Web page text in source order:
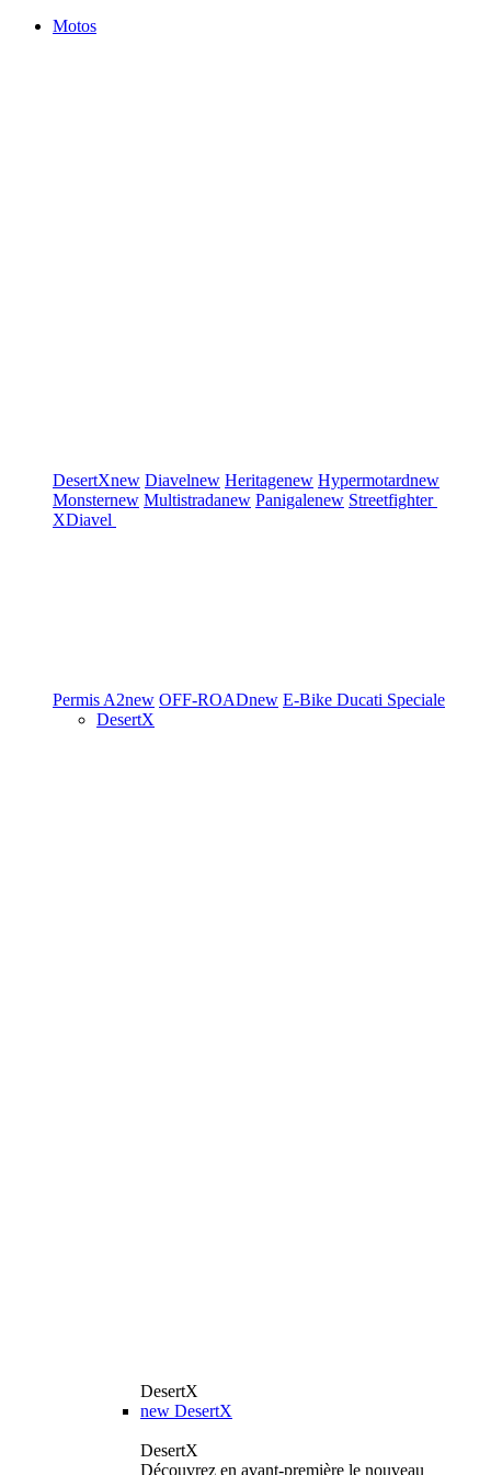
Motos
DesertXnew Diavelnew Heritagenew Hypermotardnew
Monsternew Multistradanew Panigalenew Streetfighter
XDiavel
Permis A2new OFF-ROADnew E-Bike Ducati Speciale
DesertX
DesertX
new DesertX
DesertX
Découvrez en avant-première le nouveau